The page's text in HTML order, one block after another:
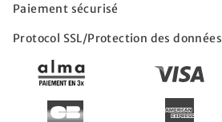
Paiement sécurisé
Protocol SSL/Protection des données